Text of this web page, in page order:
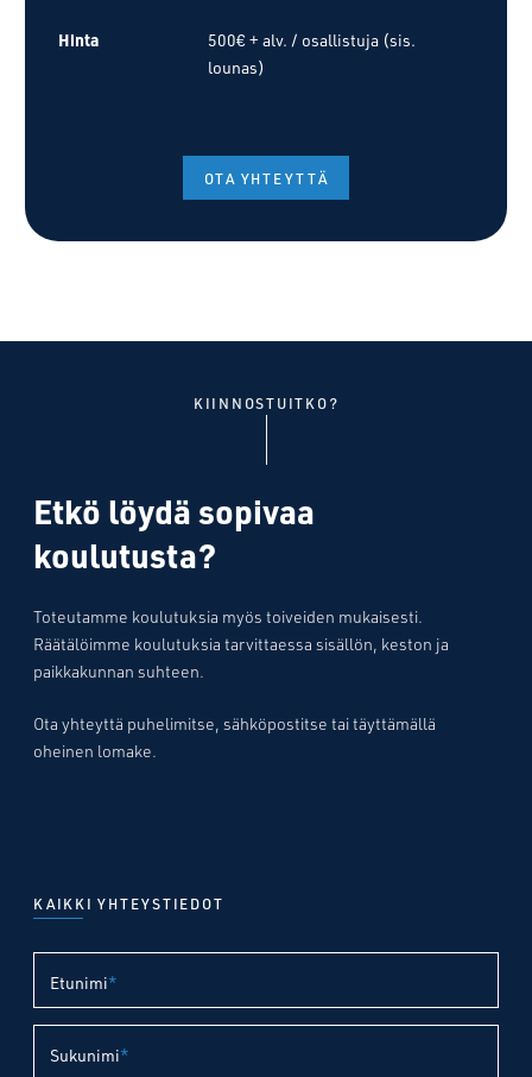
Hinta
500€ + alv. / osallistuja (sis.
lounas)
OTA YHTEYTTÄ
KIINNOSTUITKO?
Etkö löydä sopivaa
koulutusta?
Toteutamme koulutuksia myös toiveiden mukaisesti.
Räätälöimme koulutuksia tarvittaessa sisällön, keston ja
paikkakunnan suhteen.
Ota yhteyttä puhelimitse, sähköpostitse tai täyttämällä
oheinen lomake.
KAIKKI YHTEYSTIEDOT
Etunimi*
Sukunimi*